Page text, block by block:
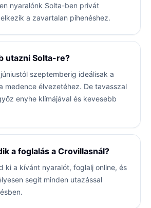
nyaralónk Solta-ben privát
a zavartalan pihenéshez.
utazni Solta-re?
szeptemberig ideálisak a
medence élvezetéhez. De tavasszal
enyhe klímájával és kevesebb
a foglalás a Crovillasnál?
ki a kívánt nyaralót, foglalj online, és
segít minden utazással